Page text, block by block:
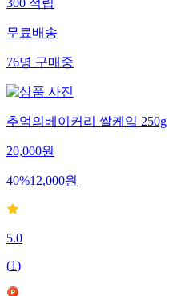
300적립
무료배송
76명구매중
추억의베이커리 쌀케잌 250g
20,000원
40%12,000원
5.0
(1)